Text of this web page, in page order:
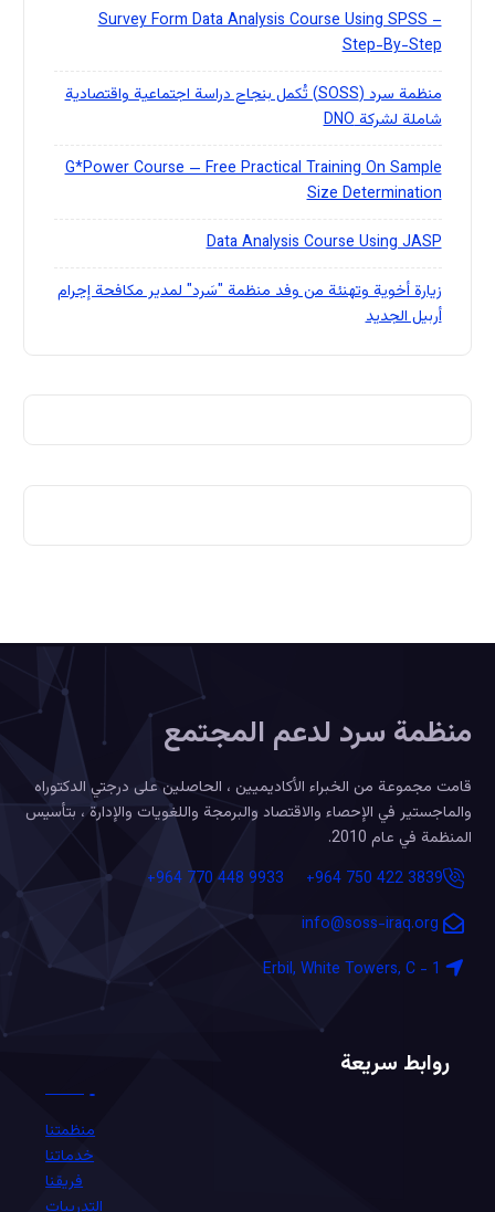
Survey Form Data Analysis Course Using SPSS –
Step-By-Step
منظمة سرد (SOSS) تُكمل بنجاح دراسة اجتماعية واقتصادية
شاملة لشركة DNO
G*Power Course — Free Practical Training On Sample
Size Determination
Data Analysis Course Using JASP
زيارة أخوية وتهنئة من وفد منظمة "سَرد" لمدير مكافحة إجرام
أربيل الجديد
منظمة سرد لدعم المجتمع
قامت مجموعة من الخبراء الأكاديميين ، الحاصلين على درجتي الدكتوراه
والماجستير في الإحصاء والاقتصاد والبرمجة واللغويات والإدارة ، بتأسيس
المنظمة في عام 2010.
+964 750 422 3839
+964 770 448 9933
info@soss-iraq.org
Erbil, White Towers, C - 1
روابط سريعة
منظمتنا
خدماتنا
فريقنا
التدريبات